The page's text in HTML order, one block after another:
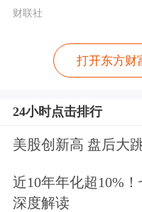
献，猪肉仍是拖
水平。本轮蔬菜
多重气候因素
足，且南北方产
11月上旬气温偏
财联社
打开东方财
24小时点击排行
美股创新高 盘后大
近10年年化超10%
深度解读